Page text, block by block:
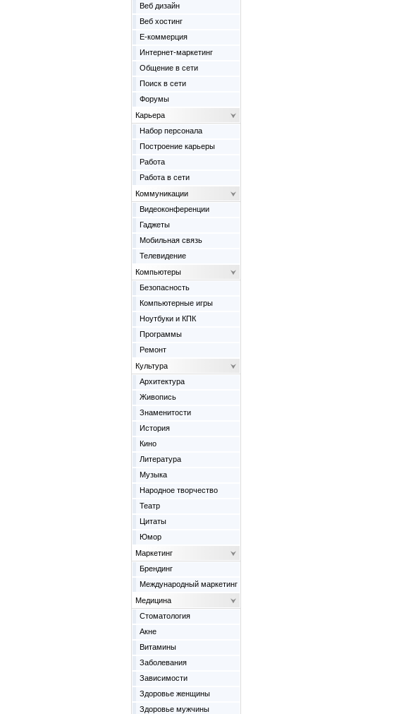
Веб дизайн
Веб хостинг
Е-коммерция
Интернет-маркетинг
Общение в сети
Поиск в сети
Форумы
Карьера
Набор персонала
Построение карьеры
Работа
Работа в сети
Коммуникации
Видеоконференции
Гаджеты
Мобильная связь
Телевидение
Компьютеры
Безопасность
Компьютерные игры
Ноутбуки и КПК
Программы
Ремонт
Культура
Архитектура
Живопись
Знаменитости
История
Кино
Литература
Музыка
Народное творчество
Театр
Цитаты
Юмор
Маркетинг
Брендинг
Международный маркетинг
Медицина
Cтоматология
Акне
Витамины
Заболевания
Зависимости
Здоровье женщины
Здоровье мужчины